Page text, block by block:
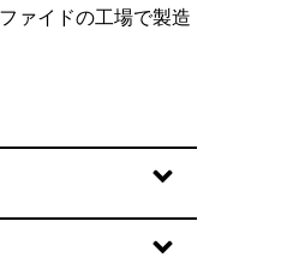
ァイドの工場で製造